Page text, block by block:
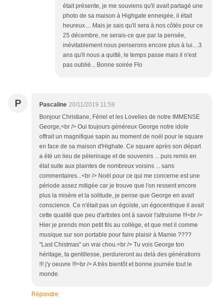
était présente, je me souviens qu'il avait partagé une
photo de sa maison à Highgate enneigée, il était
heureux.... Mais je sais qu'il sera à nos côtés pour ce
25 décembre, ne serais-ce que par la pensée,
inévitablement nous penserons encore plus à lui....3
ans qu'il nous a quitté, le temps passe mais il n'est
pas oublié... Bonne soirée Flo
P Pascaline 20/11/2019 11:59
Bonjour Christiane, Fériel et les Lovelies de notre IMMENSE
George,<br /> Oui toujours généreux George notre idole
offrait un magnifique sapin au moment de noël pour le square
en face de sa maison d'Highate. Ce square après son départ
a été un lieu de pèlerinage et de souvenirs ... puis remis en
état suite aux plaintes de nombreux voisins ... sans
commentaires...<br /> Noël pour ce qui me concerne est une
période assez mitigée car je trouve que l'on ressent encore
plus la misère et la solitude, je pense que George en avait
conscience. Ce n'était pas un égoïste, un égocentrique il avait
cette qualité que peu d'artistes ont à savoir l'altruisme !!!<br />
Hier je prends mon petit fils au collège, et que met il comme
musique sur son portable pour faire plaisir à Mamie ????
"Last Chistmas" un vrai chou.<br /> Tu vois George ton
héritage, ta gentillesse, perdureront au delà des générations
!!! j'y oeuvre !!!<br /> A très bientôt et bonne journée tout le
monde.
Répondre